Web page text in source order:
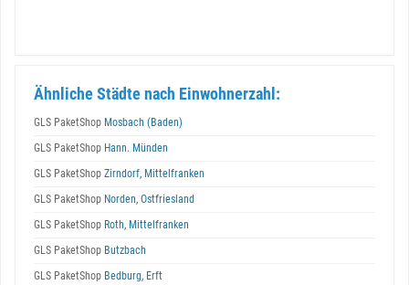
Ähnliche Städte nach Einwohnerzahl:
GLS PaketShop Mosbach (Baden)
GLS PaketShop Hann. Münden
GLS PaketShop Zirndorf, Mittelfranken
GLS PaketShop Norden, Ostfriesland
GLS PaketShop Roth, Mittelfranken
GLS PaketShop Butzbach
GLS PaketShop Bedburg, Erft